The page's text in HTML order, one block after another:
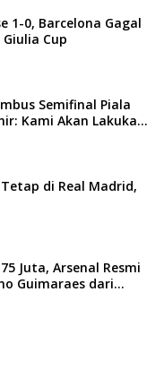
1-0, Barcelona Gagal
Cup
Semifinal Piala
Kami Akan Lakukan
di Real Madrid,
Juta, Arsenal Resmi
Guimaraes dari